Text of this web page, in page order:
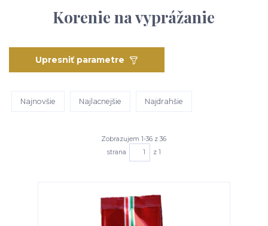
Korenie na vyprážanie
Upresniť parametre
Najnovšie Najlacnejšie Najdrahšie
Zobrazujem 1-36 z 36
strana
z 1